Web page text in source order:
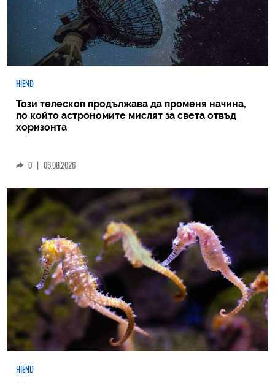
HIEND
Този телескоп продължава да променя начина,
по който астрономите мислят за света отвъд
хоризонта
0 | 06.08.2026
HIEND